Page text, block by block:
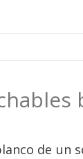
de un